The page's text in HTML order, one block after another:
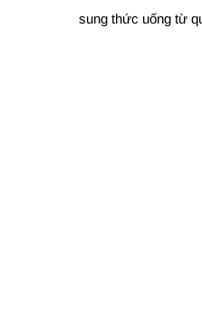
sung thức uống từ